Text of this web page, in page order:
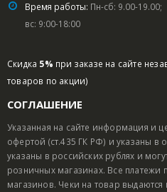
Время работы: Пн-сб: 9.00-19.00;
вс: 9:00-18:00
Скидка 5% при заказе на сайте
товаров по акции)
СОГЛАШЕНИЕ
Указанная на сайте информация и
офертой (ст.435 ГК РФ) и указаны в
указаны в российских рублях и
розничных магазинах. Все платежи
магазинов. Чеки на товар выдаются